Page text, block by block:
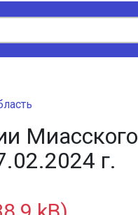
Миасского
г.